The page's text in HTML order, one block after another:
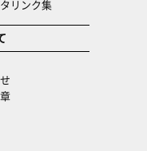
リンク集